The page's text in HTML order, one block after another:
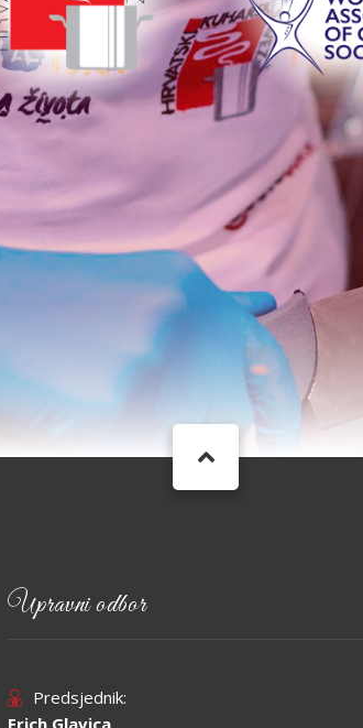
Upravni odbor
Predsjednik:
Erich Glavica